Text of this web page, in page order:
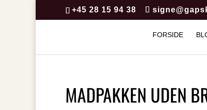
+45 28 15 94 38
FORSIDE
MADPAKKEN UDEN